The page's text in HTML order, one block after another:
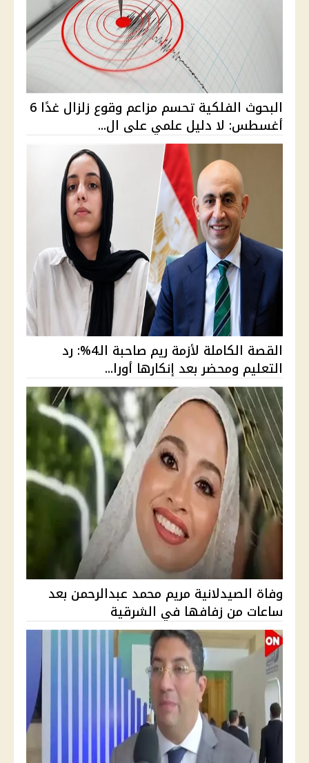
البحوث الفلكية تحسم مزاعم وقوع زلزال غدًا 6
أغسطس: لا دليل علمي على ال...
القصة الكاملة لأزمة ريم صاحبة الـ4%: رد
التعليم ومحضر بعد إنكارها أورا...
وفاة الصيدلانية مريم محمد عبدالرحمن بعد
ساعات من زفافها في الشرقية